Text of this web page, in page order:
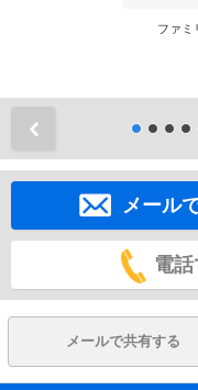
ファミ
メール
電
メールで共有する